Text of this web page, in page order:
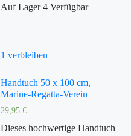
Auf Lager4Verfügbar
1 verbleiben
Handtuch 50 x 100 cm,
Marine-Regatta-Verein
29,95€
Dieses hochwertige Handtuch